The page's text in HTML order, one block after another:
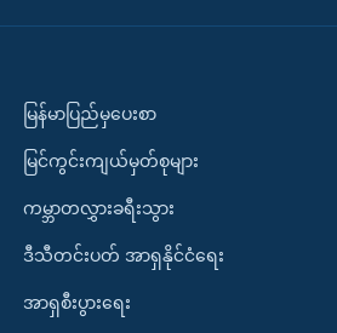
မြန်မာပြည်မှပေးစာ
မြင်ကွင်းကျယ်မှတ်စုများ
ကမ္ဘာတလွှားခရီးသွား
ဒီသီတင်းပတ် အာရှနိုင်ငံရေး
အာရှစီးပွားရေး